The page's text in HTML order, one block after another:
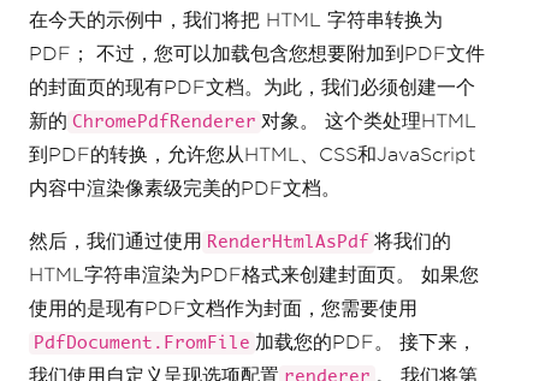
在今天的示例中，我们将把 HTML 字符串转换为
PDF； 不过，您可以加载包含您想要附加到PDF文件
的封面页的现有PDF文档。为此，我们必须创建一个
新的 ChromePdfRenderer 对象。 这个类处理HTML
到PDF的转换，允许您从HTML、CSS和JavaScript
内容中渲染像素级完美的PDF文档。
然后，我们通过使用 RenderHtmlAsPdf 将我们的
HTML字符串渲染为PDF格式来创建封面页。 如果您
使用的是现有PDF文档作为封面，您需要使用
PdfDocument.FromFile 加载您的PDF。 接下来，
我们使用自定义呈现选项配置 renderer 。 我们将第